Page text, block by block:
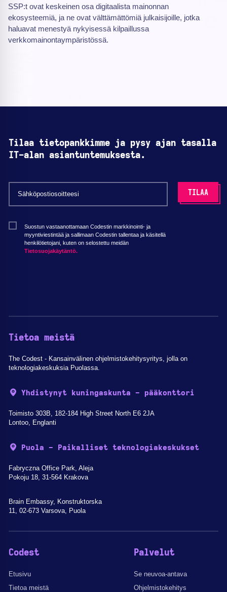
SSP:t ovat keskeinen osa digitaalista mainonnan
ekosysteemiä, ja ne ovat välttämättömiä julkaisijoille, jotka
haluavat menestyä nykyisessä kilpaillussa
verkkomainontaympäristössä.
Tilaa tietopankkimme ja pysy ajan tasalla
IT-alan asiantuntemuksesta.
Suostun vastaanottamaan Codestin markkinointi- ja
myyntiviestintää ja sallimaan Codestin tallentaa ja käsitellä
henkilötietojani, kuten on selostettu meidän
Tietosuojakäytäntö.
Tietoa meistä
The Codest - Kansainvälinen ohjelmistokehitysyritys, jolla on
teknologiakeskuksia Puolassa.
Yhdistynyt kuningaskunta - pääkonttori
Toimisto 303B, 182-184 High Street North E6 2JA
Lontoo, Englanti
Puola - Paikalliset teknologiakeskukset
Fabryczna Office Park, Aleja
Pokoju 18, 31-564 Krakova
Brain Embassy, Konstruktorska
11, 02-673 Varsova, Puola
Codest
Etusivu
Tietoa meistä
Palvelut
Se neuvoa-antava
Ohjelmistokehitys